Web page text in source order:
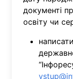
документі
освіту чи